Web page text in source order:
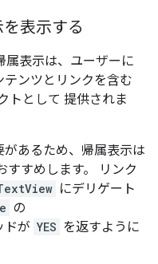
表示する
属表示は、ユーザーに
ンツとリンクを含む
トとして 提供されま
あるため、帰属表示は
すすめします。 リンク
にデリゲート
の
ドが YES を返すように